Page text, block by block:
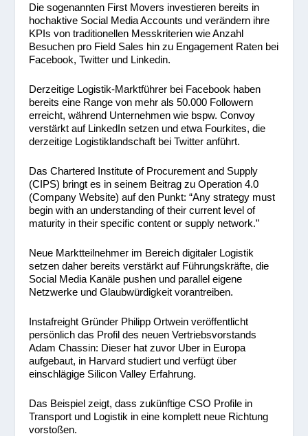
Die sogenannten First Movers investieren bereits in
hochaktive Social Media Accounts und verändern ihre
KPIs von traditionellen Messkriterien wie Anzahl
Besuchen pro Field Sales hin zu Engagement Raten bei
Facebook, Twitter und Linkedin.
Derzeitige Logistik-Marktführer bei Facebook haben
bereits eine Range von mehr als 50.000 Followern
erreicht, während Unternehmen wie bspw. Convoy
verstärkt auf LinkedIn setzen und etwa Fourkites, die
derzeitige Logistiklandschaft bei Twitter anführt.
Das Chartered Institute of Procurement and Supply
(CIPS) bringt es in seinem Beitrag zu Operation 4.0
(Company Website) auf den Punkt: “Any strategy must
begin with an understanding of their current level of
maturity in their specific content or supply network.”
Neue Marktteilnehmer im Bereich digitaler Logistik
setzen daher bereits verstärkt auf Führungskräfte, die
Social Media Kanäle pushen und parallel eigene
Netzwerke und Glaubwürdigkeit vorantreiben.
Instafreight Gründer Philipp Ortwein veröffentlicht
persönlich das Profil des neuen Vertriebsvorstands
Adam Chassin: Dieser hat zuvor Uber in Europa
aufgebaut, in Harvard studiert und verfügt über
einschlägige Silicon Valley Erfahrung.
Das Beispiel zeigt, dass zukünftige CSO Profile in
Transport und Logistik in eine komplett neue Richtung
vorstoßen.